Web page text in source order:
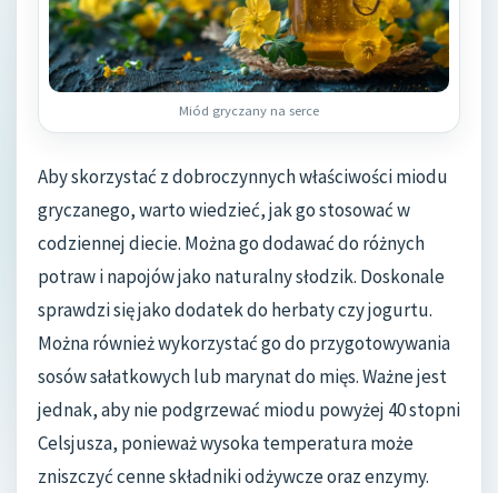
Miód gryczany na serce
Aby skorzystać z dobroczynnych właściwości miodu
gryczanego, warto wiedzieć, jak go stosować w
codziennej diecie. Można go dodawać do różnych
potraw i napojów jako naturalny słodzik. Doskonale
sprawdzi się jako dodatek do herbaty czy jogurtu.
Można również wykorzystać go do przygotowywania
sosów sałatkowych lub marynat do mięs. Ważne jest
jednak, aby nie podgrzewać miodu powyżej 40 stopni
Celsjusza, ponieważ wysoka temperatura może
zniszczyć cenne składniki odżywcze oraz enzymy.